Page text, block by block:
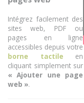
Intégrez facilement des
sites web, PDF ou
pages en ligne
accessibles depuis votre
borne tactile en
cliquant simplement sur
« Ajouter une page
web ».